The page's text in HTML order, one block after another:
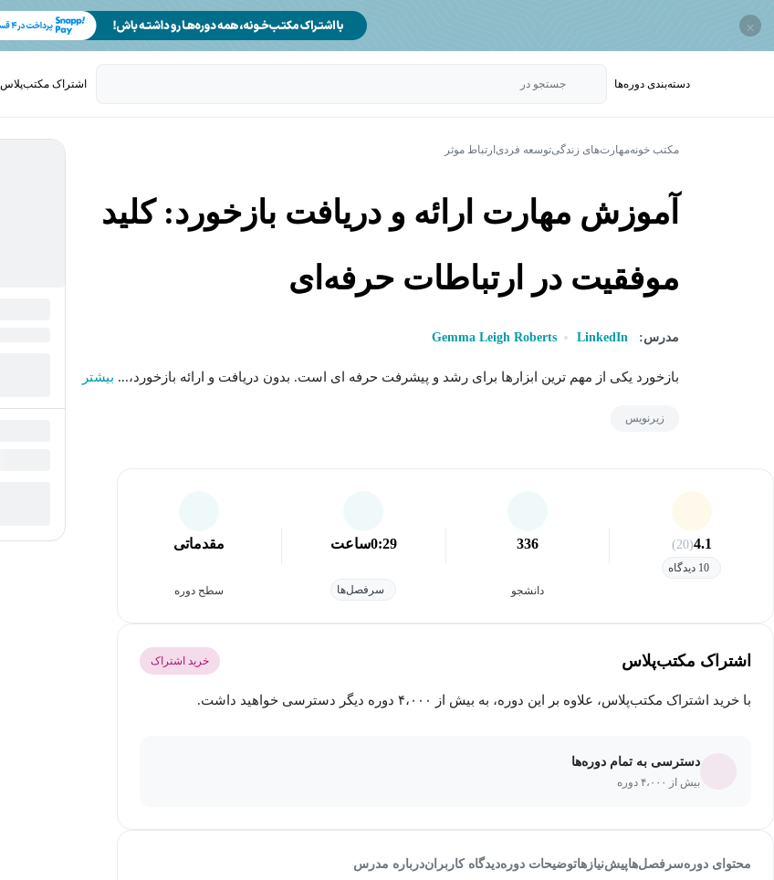
×
دسته‌بندی‌ دوره‌ها جستجو در اشتراک مکتب‌پلاس
مکتب خونهمهارت‌های زندگیتوسعه فردی ارتباط موثر
آموزش مهارت ارائه و دریافت بازخورد: کلید
موفقیت در ارتباطات حرفه‌ای
مدرس: LinkedIn
Gemma Leigh Roberts
بازخورد یکی از مهم ترین ابزارها برای رشد و پیشرفت حرفه ای است. بدون دریافت و ارائه بازخورد،... بیشتر
زیرنویس
4.1
(20)
10 دیدگاه
336
دانشجو
0:29ساعت
سرفصل‌ها
مقدماتی
سطح دوره
اشتراک مکتب‌پلاس خرید اشتراک
با خرید اشتراک مکتب‌پلاس، علاوه بر این دوره، به بیش از ۴،۰۰۰ دوره دیگر دسترسی خواهید داشت.
دسترسی به تمام دوره‌ها
بیش از ۴،۰۰۰ دوره
محتوای دورهسرفصل‌هاپیش‌نیاز‌هاتوضیحات دورهدیدگاه کاربراندرباره مدرس